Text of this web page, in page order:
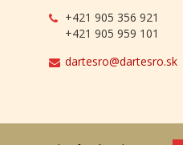
+421 905 356 921
+421 905 959 101
dartesro@dartesro.sk